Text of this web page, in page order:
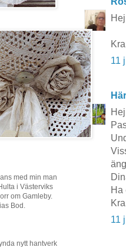
11
Ha
11
med min man
i Västerviks
om Gamleby.
Bod.
nytt hantverk